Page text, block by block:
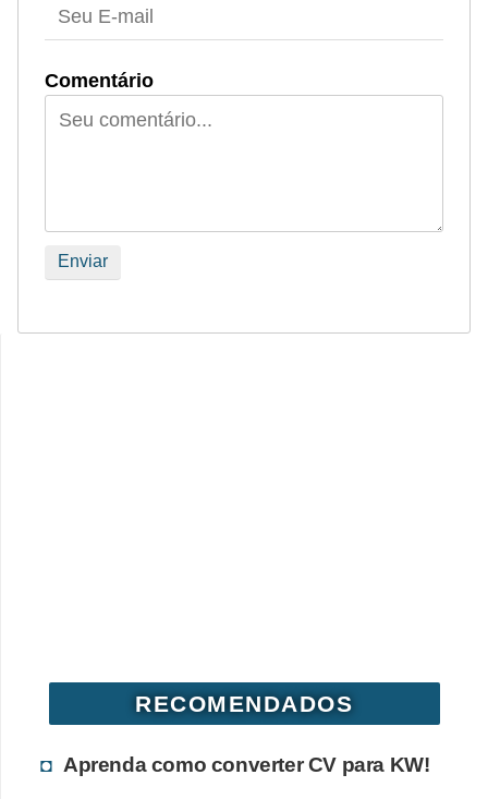
Comentário
RECOMENDADOS
Aprenda como converter CV para KW!